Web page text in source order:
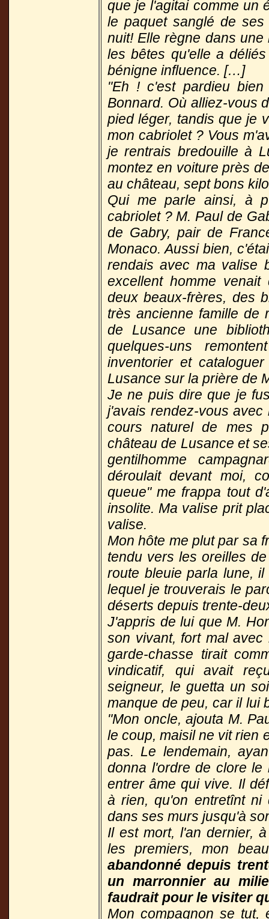
que je l'agitai comme un
le paquet sanglé de
nuit! Elle règne dans
les bêtes qu'elle a
bénigne influence. […]
"Eh ! c'est pardieu
Bonnard. Où alliez-vous
pied léger, tandis que je
mon cabriolet ? Vous
je rentrais bredouille à
montez en voiture près
au château, sept bons
Qui me parle ainsi, à
cabriolet ? M. Paul de
de Gabry, pair de
Monaco. Aussi bien,
rendais avec ma valise
excellent homme venait
deux beaux-frères, des
très ancienne famille de
de Lusance une
quelques-uns
inventorier et
Lusance sur la prière de
Je ne puis dire que je
j'avais rendez-vous
cours naturel de mes
château de Lusance et
gentilhomme
déroulait devant moi,
queue" me frappa tout
insolite. Ma valise prit
valise.
Mon hôte me plut par sa
tendu vers les oreilles
route bleuie parla lune,
lequel je trouverais le
déserts depuis trente-
J'appris de lui que M.
son vivant, fort mal
garde-chasse tirait
vindicatif, qui avait
seigneur, le guetta un
manque de peu, car il lui
"Mon oncle, ajouta M.
le coup, maisil ne vit rien
pas. Le lendemain,
donna l'ordre de clore
entrer âme qui vive. Il
à rien, qu'on entretînt
dans ses murs jusqu'à
Il est mort, l'an dernier,
les premiers, mon
abandonné depuis
un marronnier au
faudrait pour le visiter
Mon compagnon se tut,